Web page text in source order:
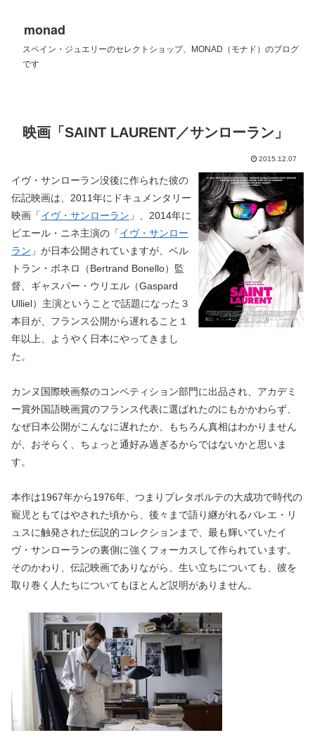
monad
スペイン・ジュエリーのセレクトショップ、MONAD（モナド）のブログ
です
映画「SAINT LAURENT／サンローラン」
2015.12.07
イヴ・サンローラン没後に作られた彼の
伝記映画は、2011年にドキュメンタリー
映画「イヴ・サンローラン 」、2014年に
ピエール・ニネ主演の「イヴ・サンロー
ラン 」が日本公開されていますが、ベル
トラン・ボネロ（Bertrand Bonello）監
督、ギャスパー・ウリエル（Gaspard
Ulliel）主演ということで話題になった３
本目が、フランス公開から遅れること１
年以上、ようやく日本にやってきまし
た。
カンヌ国際映画祭のコンペティション部門に出品され、アカデミ
ー賞外国語映画賞のフランス代表に選ばれたのにもかかわらず、
なぜ日本公開がこんなに遅れたか、もちろん真相はわかりません
が、おそらく、ちょっと通好み過ぎるからではないかと思いま
す。
本作は1967年から1976年、つまりプレタポルテの大成功で時代の
寵児ともてはやされた頃から、後々まで語り継がれるバレエ・リ
ュスに触発された伝説的コレクションまで、最も輝いていたイ
ヴ・サンローランの裏側に強くフォーカスして作られています。
そのかわり、伝記映画でありながら、生い立ちについても、彼を
取り巻く人たちについてもほとんど説明がありません。